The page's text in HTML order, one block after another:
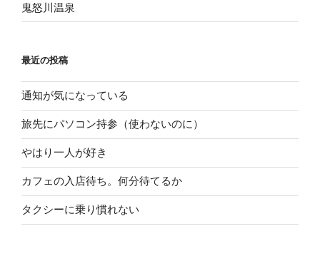
鬼怒川温泉
最近の投稿
通知が気になっている
旅先にパソコン持参（使わないのに）
やはり一人が好き
カフェの入店待ち。何分待てるか
タクシーに乗り慣れない